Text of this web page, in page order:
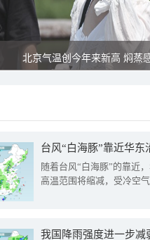
北京气温创今年来新高 焖蒸
台风“白海豚”靠近华
随着台风“白海豚”的靠近
高温范围将缩减，受冷空